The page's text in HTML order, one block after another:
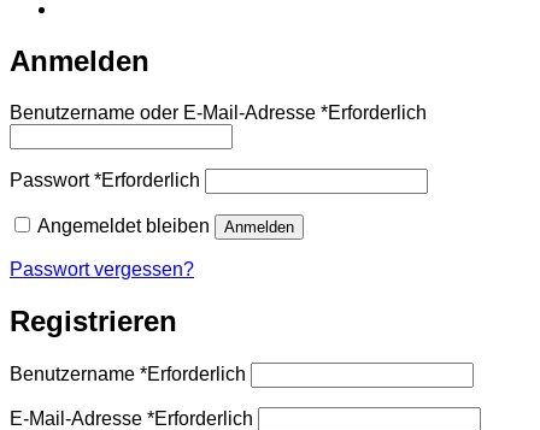
Anmelden
Benutzername oder E-Mail-Adresse *Erforderlich
Passwort*Erforderlich
Angemeldet bleiben Anmelden
Passwort vergessen?
Registrieren
Benutzername *Erforderlich
E-Mail-Adresse *Erforderlich